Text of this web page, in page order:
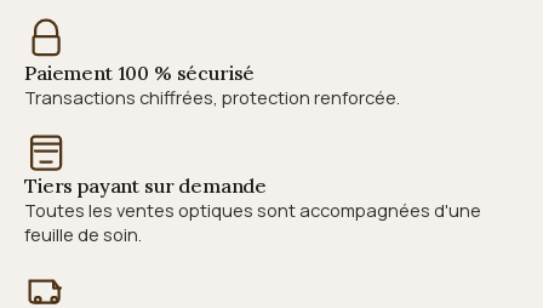
Paiement 100 % sécurisé
Transactions chiffrées, protection renforcée.
Tiers payant sur demande
Toutes les ventes optiques sont accompagnées d'une
feuille de soin.